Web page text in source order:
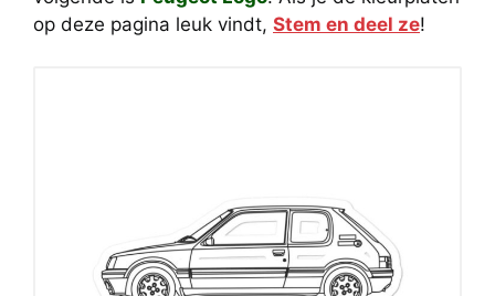
op deze pagina leuk vindt, Stem en deel ze!